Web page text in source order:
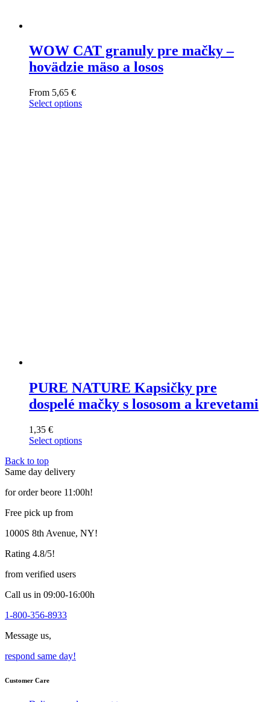
WOW CAT granuly pre mačky –
hovädzie mäso a losos
From 5,65 €
Select options
PURE NATURE Kapsičky pre
dospelé mačky s lososom a krevetami
1,35 €
Select options
product
has
variants.
options
be
chosen
on
the
product
page
Back to top
Same day delivery
for order beore 11:00h!
Free pick up from
1000S 8th Avenue, NY!
Rating 4.8/5!
from verified users
Call us in 09:00-16:00h
1-800-356-8933
Message us,
respond same day!
Customer Care